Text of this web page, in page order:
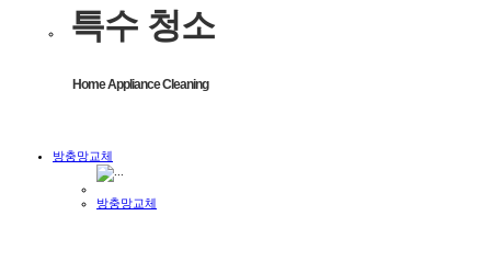
특수 청소
Home Appliance Cleaning
방충망교체
방충망교체